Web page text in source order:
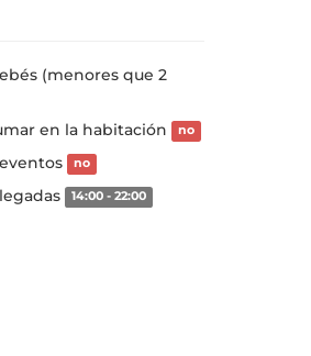
(menores que 2
en la habitación no
no
14:00 - 22:00